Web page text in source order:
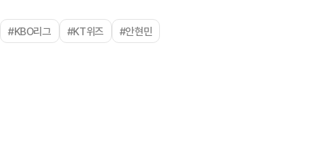
#KBO리그 #KT위즈 #안현민